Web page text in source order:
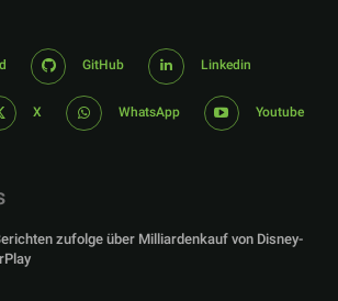
GitHub Linkedin
X WhatsApp Youtube
zufolge über Milliardenkauf von Disney-